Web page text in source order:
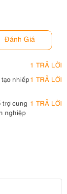
Đánh Giá
1 TRẢ LỜI
nhiếp1 TRẢ LỜI
trợ cung
nghiệp
1 TRẢ LỜI